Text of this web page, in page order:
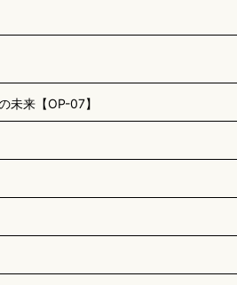
未来【OP-07】